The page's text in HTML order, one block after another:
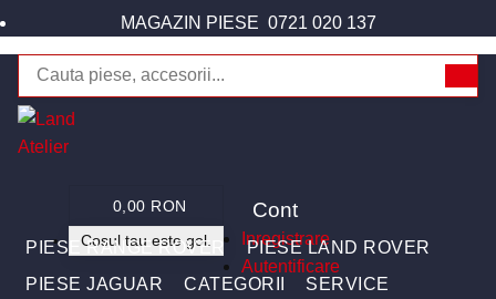
MAGAZIN PIESE 0721 020 137
Cont
Inregistrare
Autentificare
0,00 RON
Cosul tau este gol.
PIESE RANGE ROVER
PIESE LAND ROVER
PIESE JAGUAR
CATEGORII
SERVICE